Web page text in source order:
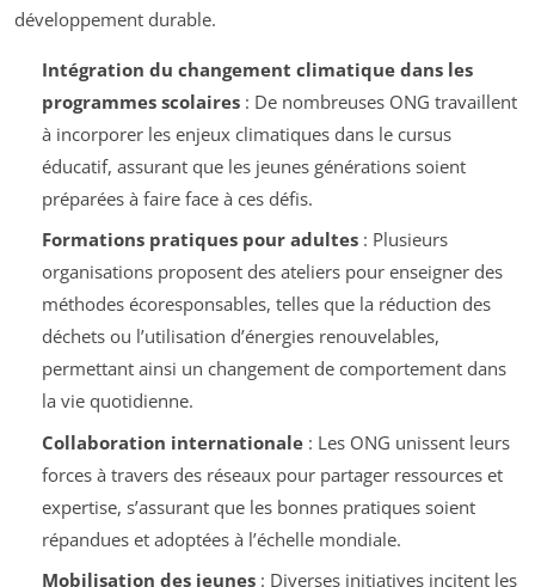
développement durable.
Intégration du changement climatique dans les
programmes scolaires: De nombreuses ONG travaillent
à incorporer les enjeux climatiques dans le cursus
éducatif, assurant que les jeunes générations soient
préparées à faire face à ces défis.
Formations pratiques pour adultes: Plusieurs
organisations proposent des ateliers pour enseigner des
méthodes écoresponsables, telles que la réduction des
déchets ou l’utilisation d’énergies renouvelables,
permettant ainsi un changement de comportement dans
la vie quotidienne.
Collaboration internationale: Les ONG unissent leurs
forces à travers des réseaux pour partager ressources et
expertise, s’assurant que les bonnes pratiques soient
répandues et adoptées à l’échelle mondiale.
Mobilisation des jeunes: Diverses initiatives incitent les